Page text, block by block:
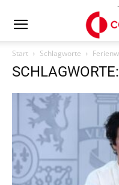
Start Schlagworte